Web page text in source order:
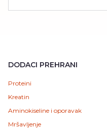
DODACI PREHRANI
Proteini
Kreatin
Aminokiseline i oporavak
Mršavljenje